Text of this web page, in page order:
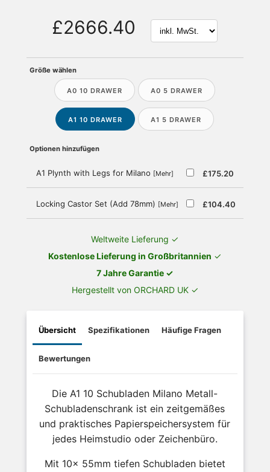
£2666.40
Größe wählen
A0 10 DRAWER A0 5 DRAWER
A1 10 DRAWER A1 5 DRAWER
Optionen hinzufügen
£175.20
A1 Plynth with Legs for Milano [Mehr]
£104.40
Locking Castor Set (Add 78mm) [Mehr]
Weltweite Lieferung ✓
Kostenlose Lieferung in Großbritannien ✓
7 Jahre Garantie ✓
Hergestellt von ORCHARD UK ✓
Übersicht Spezifikationen Häufige Fragen
Bewertungen
Die A1 10 Schubladen Milano Metall-
Schubladenschrank ist ein zeitgemäßes
und praktisches Papierspeichersystem für
jedes Heimstudio oder Zeichenbüro.
Mit 10x 55mm tiefen Schubladen bietet